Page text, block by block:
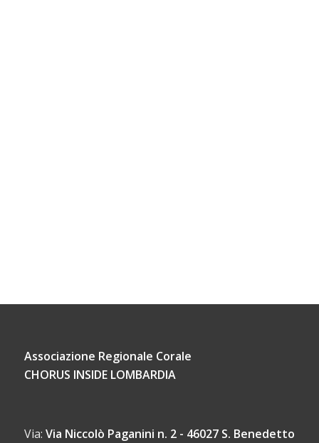
Associazione Regionale Corale
CHORUS INSIDE LOMBARDIA
Via: Via Niccolò Paganini n. 2 - 46027 S. Benedetto